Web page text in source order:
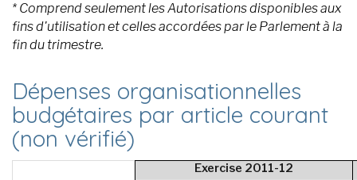
* Comprend seulement les Autorisations disponibles aux
fins d'utilisation et celles accordées par le Parlement à la
fin du trimestre.
Dépenses organisationnelles
budgétaires par article courant
(non vérifié)
Exercise 2011-12